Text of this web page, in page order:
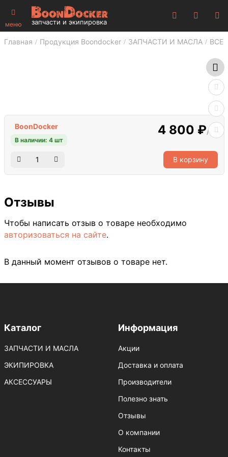
меню запчасти и экипировка
Главная Продукция Boondocker ЗАПЧАСТИ И МАСЛА ВСЕ
BoonDocker
В наличии: 4 шт
4 800 ₽/шт
В корзину
Отзывы
Чтобы написать отзыв о товаре необходимо
авторизоваться на сайте.
В данный момент отзывов о товаре нет.
Каталог
ЗАПЧАСТИ И МАСЛА
ЭКИПИРОВКА
АКСЕССУАРЫ
Информация
Акции
Доставка и оплата
Производители
Полезно знать
Отзывы
О компании
Контакты